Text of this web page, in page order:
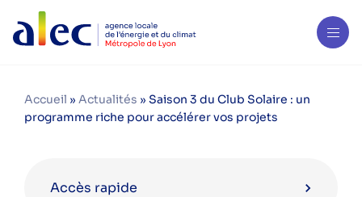
Accueil » Actualités » Saison 3 du Club Solaire : un
programme riche pour accélérer vos projets
Accès rapide